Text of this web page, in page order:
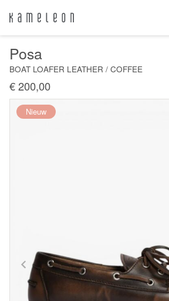
Posa
BOAT LOAFER LEATHER / COFFEE
€ 200,00
Nieuw